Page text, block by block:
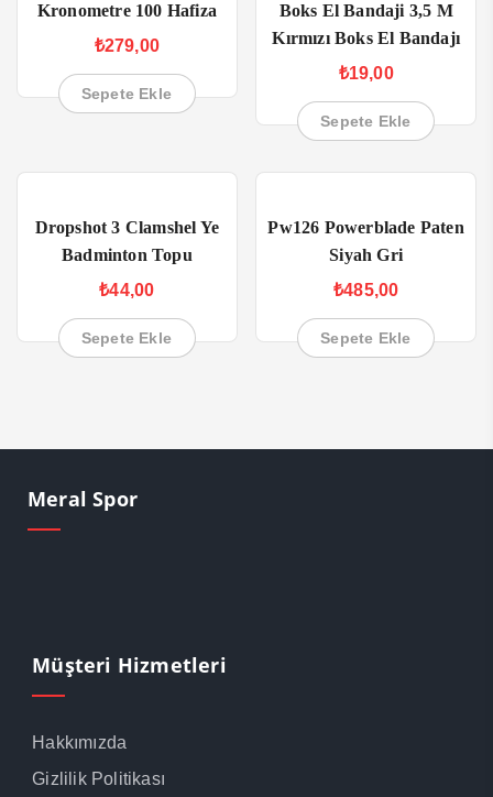
Kronometre 100 Hafiza
₺279,00
Sepete Ekle
Boks El Bandaji 3,5 M
Kırmızı Boks El Bandajı
₺19,00
Sepete Ekle
Dropshot 3 Clamshel Ye
Badminton Topu
₺44,00
Sepete Ekle
Pw126 Powerblade Paten
Siyah Gri
₺485,00
Sepete Ekle
Meral Spor
Müşteri Hizmetleri
Hakkımızda
Gizlilik Politikası